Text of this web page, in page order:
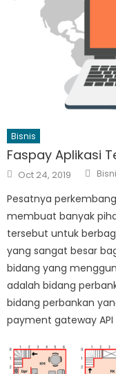
Bisnis
Faspay Aplikasi
Posted
on
Oct 24, 2019
Pesatnya
membuat banyak
tersebut untuk
yang sangat besar
bidang yang
adalah bidang
bidang perbankan
payment gateway